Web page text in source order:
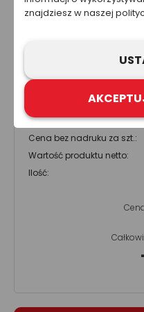
natomiast mogą być
nakłanianie do złożenia
sobie prawo do
anulowania dowolnej
niej
Cena bez nadruku za szt.:
Wartość produktu netto:
Ilość:
znajdziesz w naszej